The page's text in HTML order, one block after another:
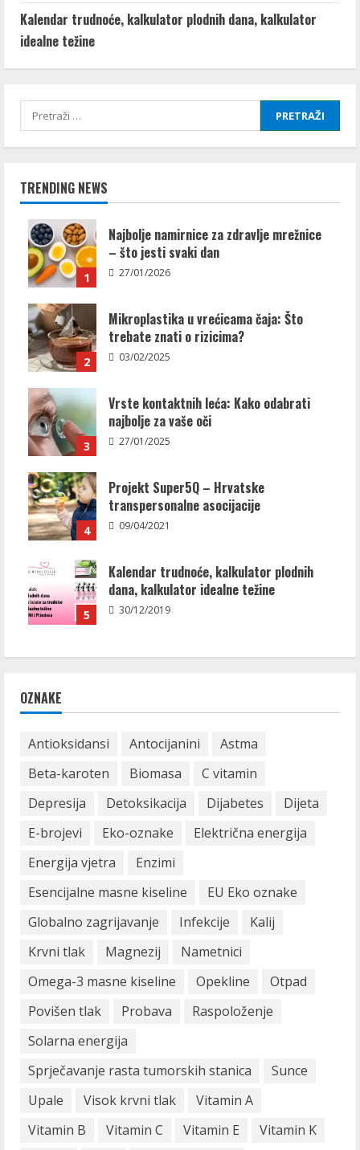
Kalendar trudnoće, kalkulator plodnih dana, kalkulator
idealne težine
Pretraži:
TRENDING NEWS
1
Najbolje namirnice za zdravlje mrežnice
– što jesti svaki dan
27/01/2026
2
Mikroplastika u vrećicama čaja: Što
trebate znati o rizicima?
03/02/2025
3
Vrste kontaktnih leća: Kako odabrati
najbolje za vaše oči
27/01/2025
4
Projekt Super5Q – Hrvatske
transpersonalne asocijacije
09/04/2021
5
Kalendar trudnoće, kalkulator plodnih
dana, kalkulator idealne težine
30/12/2019
OZNAKE
Antioksidansi Antocijanini
Astma
Beta-karoten
Biomasa
C vitamin
Depresija
Detoksikacija Dijabetes
Dijeta
E-brojevi
Eko-oznake
Električna energija
Energija vjetra
Enzimi
Esencijalne masne kiseline
EU Eko oznake
Globalno zagrijavanje
Infekcije
Kalij
Krvni tlak
Magnezij
Nametnici
Omega-3 masne kiseline
Opekline
Otpad
Povišen tlak
Probava
Raspoloženje
Solarna energija
Sprječavanje rasta tumorskih stanica
Sunce
Upale
Visok krvni tlak
Vitamin A
Vitamin B
Vitamin C Vitamin E
Vitamin K